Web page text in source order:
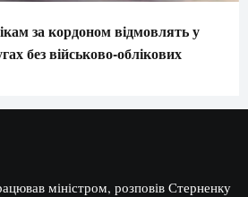
за кордоном відмовлять у
без військово-облікових
міністром, розповів Стерненку